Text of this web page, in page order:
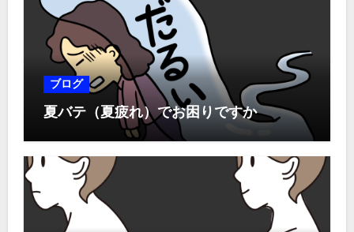
ブログ
夏バテ（夏疲れ）でお困りですか